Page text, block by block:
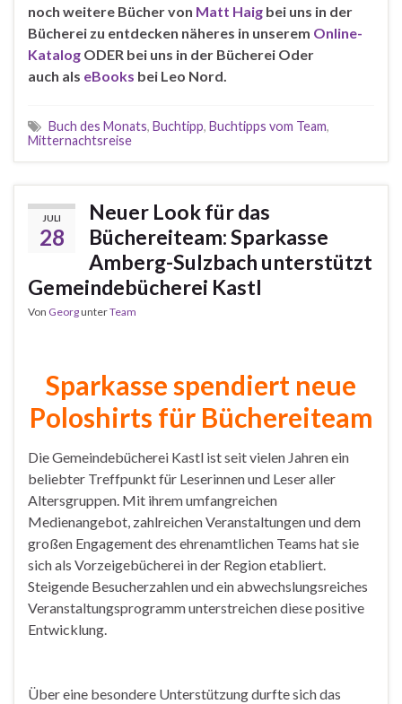
noch weitere Bücher von Matt Haig bei uns in der
Bücherei zu entdecken näheres in unserem Online-
Katalog ODER bei uns in der Bücherei Oder
auch als eBooks bei Leo Nord.
Buch des Monats, Buchtipp, Buchtipps vom Team,
Mitternachtsreise
JULI
28
Neuer Look für das
Büchereiteam: Sparkasse
Amberg-Sulzbach unterstützt
Gemeindebücherei Kastl
Von GeorgunterTeam
Sparkasse spendiert neue
Poloshirts für Büchereiteam
Die Gemeindebücherei Kastl ist seit vielen Jahren ein
beliebter Treffpunkt für Leserinnen und Leser aller
Altersgruppen. Mit ihrem umfangreichen
Medienangebot, zahlreichen Veranstaltungen und dem
großen Engagement des ehrenamtlichen Teams hat sie
sich als Vorzeigebücherei in der Region etabliert.
Steigende Besucherzahlen und ein abwechslungsreiches
Veranstaltungsprogramm unterstreichen diese positive
Entwicklung.
Über eine besondere Unterstützung durfte sich das